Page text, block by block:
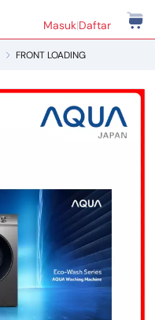
Masuk|Daftar
FRONT LOADING